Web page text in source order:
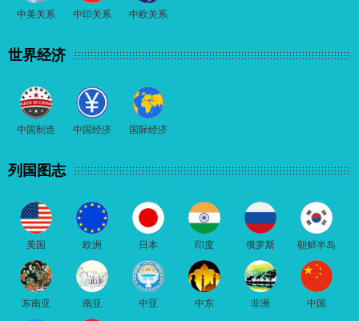
中美关系 中印关系 中欧关系
世界经济
中国制造 中国经济 国际经济
列国图志
美国 欧洲 日本 印度 俄罗斯 朝鲜半岛
东南亚 南亚 中亚 中东 非洲 中国